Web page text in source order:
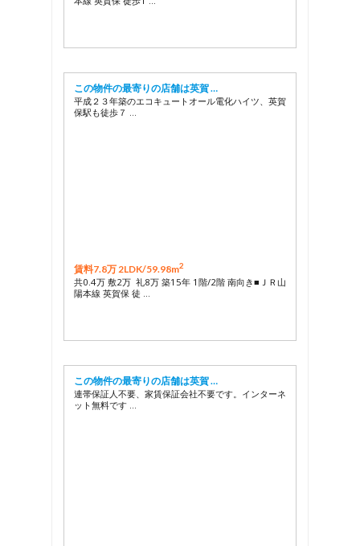
この物件の最寄りの店舗は英賀 …
平成２３年築のエコキュートオール電化ハイツ、英賀
保駅も徒歩７ …
賃料7.8万 2LDK/59.98m2
共0.4万 敷2万 礼8万 築15年 1階/2階 南向き■ＪＲ山
陽本線 英賀保 徒 …
この物件の最寄りの店舗は英賀 …
連帯保証人不要、家賃保証会社不要です。インターネ
ット無料です …